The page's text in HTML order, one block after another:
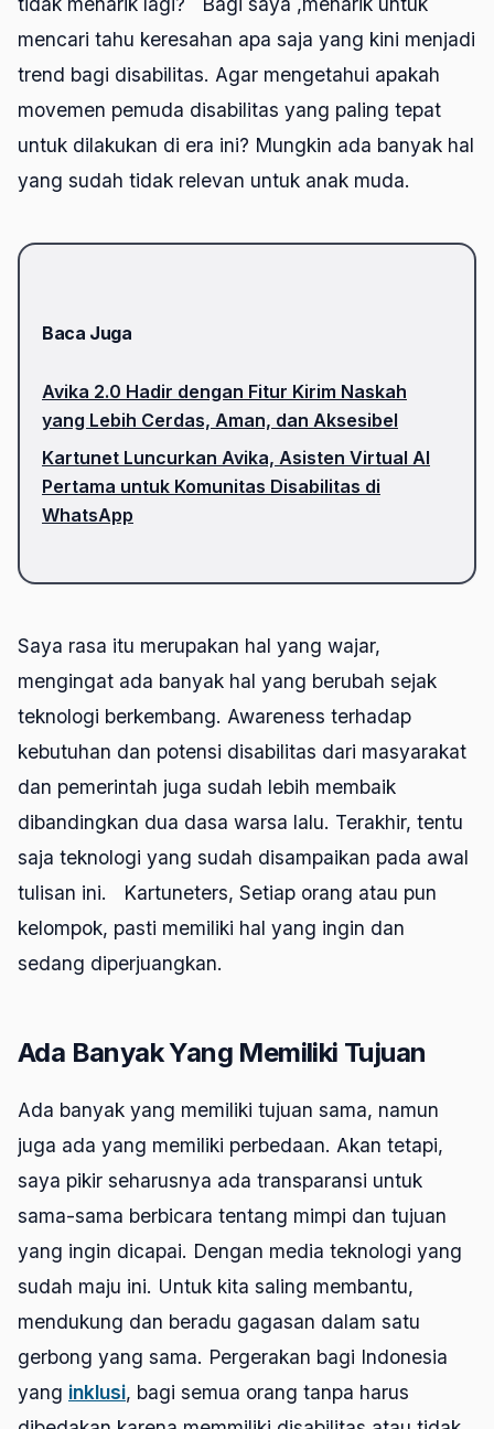
mencari tahu keresahan apa saja yang kini menjadi
trend bagi disabilitas. Agar mengetahui apakah
movemen pemuda disabilitas yang paling tepat
untuk dilakukan di era ini? Mungkin ada banyak hal
yang sudah tidak relevan untuk anak muda.
Baca Juga
Avika 2.0 Hadir dengan Fitur Kirim Naskah
yang Lebih Cerdas, Aman, dan Aksesibel
Kartunet Luncurkan Avika, Asisten Virtual AI
Pertama untuk Komunitas Disabilitas di
WhatsApp
Saya rasa itu merupakan hal yang wajar,
mengingat ada banyak hal yang berubah sejak
teknologi berkembang. Awareness terhadap
kebutuhan dan potensi disabilitas dari masyarakat
dan pemerintah juga sudah lebih membaik
dibandingkan dua dasa warsa lalu. Terakhir, tentu
saja teknologi yang sudah disampaikan pada awal
tulisan ini. Kartuneters, Setiap orang atau pun
kelompok, pasti memiliki hal yang ingin dan
sedang diperjuangkan.
Ada Banyak Yang Memiliki Tujuan
Ada banyak yang memiliki tujuan sama, namun
juga ada yang memiliki perbedaan. Akan tetapi,
saya pikir seharusnya ada transparansi untuk
sama-sama berbicara tentang mimpi dan tujuan
yang ingin dicapai. Dengan media teknologi yang
sudah maju ini. Untuk kita saling membantu,
mendukung dan beradu gagasan dalam satu
gerbong yang sama. Pergerakan bagi Indonesia
yang inklusi, bagi semua orang tanpa harus